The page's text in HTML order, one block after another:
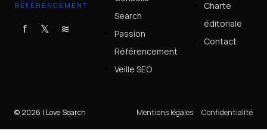
RÉFÉRENCEMENT
f 𝕏 ≋
Search
Passion
Référencement
Veille SEO
Charte
éditoriale
Contact
© 2026 I Love Search Mentions légales Confidentialité